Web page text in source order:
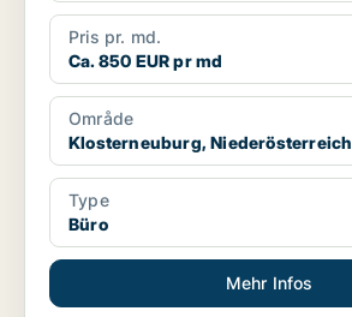
Pris pr. md.
Ca. 850 EUR pr md
Område
Klosterneuburg, Niederösterreich
Type
Büro
Mehr Infos